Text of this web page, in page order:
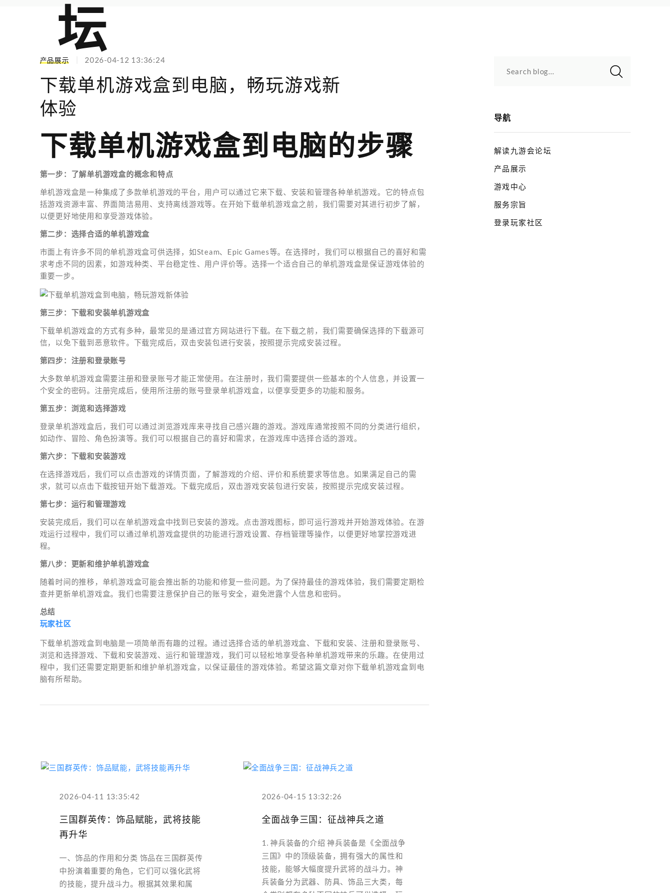
产品展示 2026-04-12 13:36:24
下载单机游戏盒到电脑，畅玩游戏新
体验
下载单机游戏盒到电脑的步骤
第一步：了解单机游戏盒的概念和特点
单机游戏盒是一种集成了多款单机游戏的平台，用户可以通过它来下载、安装和管理各种单机游戏。它的特点包
括游戏资源丰富、界面简洁易用、支持离线游戏等。在开始下载单机游戏盒之前，我们需要对其进行初步了解，
以便更好地使用和享受游戏体验。
第二步：选择合适的单机游戏盒
市面上有许多不同的单机游戏盒可供选择，如Steam、Epic Games等。在选择时，我们可以根据自己的喜好和需
求考虑不同的因素，如游戏种类、平台稳定性、用户评价等。选择一个适合自己的单机游戏盒是保证游戏体验的
重要一步。
第三步：下载和安装单机游戏盒
下载单机游戏盒的方式有多种，最常见的是通过官方网站进行下载。在下载之前，我们需要确保选择的下载源可
信，以免下载到恶意软件。下载完成后，双击安装包进行安装，按照提示完成安装过程。
第四步：注册和登录账号
大多数单机游戏盒需要注册和登录账号才能正常使用。在注册时，我们需要提供一些基本的个人信息，并设置一
个安全的密码。注册完成后，使用所注册的账号登录单机游戏盒，以便享受更多的功能和服务。
第五步：浏览和选择游戏
登录单机游戏盒后，我们可以通过浏览游戏库来寻找自己感兴趣的游戏。游戏库通常按照不同的分类进行组织，
如动作、冒险、角色扮演等。我们可以根据自己的喜好和需求，在游戏库中选择合适的游戏。
第六步：下载和安装游戏
在选择游戏后，我们可以点击游戏的详情页面，了解游戏的介绍、评价和系统要求等信息。如果满足自己的需
求，就可以点击下载按钮开始下载游戏。下载完成后，双击游戏安装包进行安装，按照提示完成安装过程。
第七步：运行和管理游戏
安装完成后，我们可以在单机游戏盒中找到已安装的游戏。点击游戏图标，即可运行游戏并开始游戏体验。在游
戏运行过程中，我们可以通过单机游戏盒提供的功能进行游戏设置、存档管理等操作，以便更好地掌控游戏进
程。
第八步：更新和维护单机游戏盒
随着时间的推移，单机游戏盒可能会推出新的功能和修复一些问题。为了保持最佳的游戏体验，我们需要定期检
查并更新单机游戏盒。我们也需要注意保护自己的账号安全，避免泄露个人信息和密码。
总结
玩家社区
下载单机游戏盒到电脑是一项简单而有趣的过程。通过选择合适的单机游戏盒、下载和安装、注册和登录账号、
浏览和选择游戏、下载和安装游戏、运行和管理游戏，我们可以轻松地享受各种单机游戏带来的乐趣。在使用过
程中，我们还需要定期更新和维护单机游戏盒，以保证最佳的游戏体验。希望这篇文章对你下载单机游戏盒到电
脑有所帮助。
2026-04-11 13:35:42
三国群英传：饰品赋能，武将技能
再升华
一、饰品的作用和分类 饰品在三国群英传
中扮演着重要的角色，它们可以强化武将
的技能，提升战斗力。根据其效果和属
2026-04-15 13:32:26
全面战争三国：征战神兵之道
1. 神兵装备的介绍 神兵装备是《全面战争
三国》中的顶级装备，拥有强大的属性和
技能，能够大幅度提升武将的战斗力。神
兵装备分为武器、防具、饰品三大类，每
Search blog...
导航
解读九游会论坛
产品展示
游戏中心
服务宗旨
登录玩家社区